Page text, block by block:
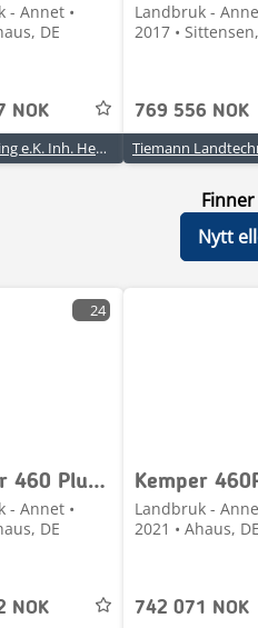
- Annet •
DE
NOK
Josef Greving e.K. Inh. Henrika Werlemann-Greving
Landbruk -
2017 •
769 556 NOK
Nytt
24
Kemper 460 Plus Stalkbuster
- Annet •
DE
NOK
Landbruk -
2021 • Ahaus, DE
742 071 NOK